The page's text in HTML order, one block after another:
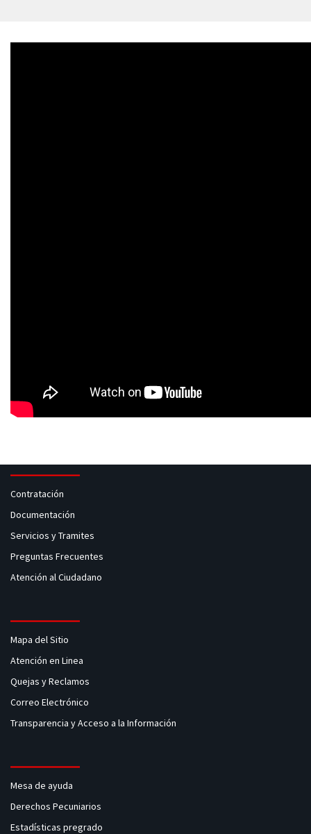
Contratación
Documentación
Servicios y Tramites
Preguntas Frecuentes
Atención al Ciudadano
Mapa del Sitio
Atención en Linea
Quejas y Reclamos
Correo Electrónico
Transparencia y Acceso a la Información
Mesa de ayuda
Derechos Pecuniarios
Estadísticas pregrado